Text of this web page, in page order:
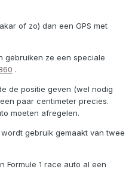
of zo) dan een GPS met
gebruiken ze een speciale
.
de positie geven (wel nodig
paar centimeter precies.
moeten afregelen.
gebruik gemaakt van twee
Formule 1 race auto al een